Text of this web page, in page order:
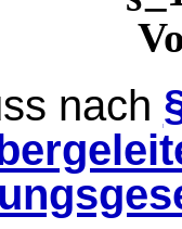
nach